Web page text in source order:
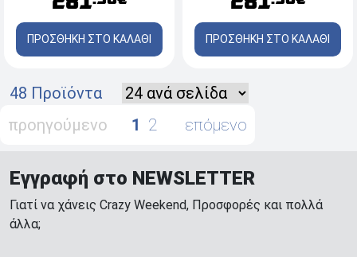
ΠΡΟΣΘΗΚΗ ΣΤΟ ΚΑΛΑΘΙ ΠΡΟΣΘΗΚΗ ΣΤΟ ΚΑΛΑΘΙ
48 Προϊόντα
προηγούμενο
1 2 επόμενο
Εγγραφή στο NEWSLETTER
Γιατί να χάνεις Crazy Weekend, Προσφορές και πολλά
άλλα;